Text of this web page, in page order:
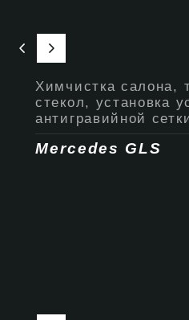
Химчистка салона,
стекол, установка
антигравийной
Mercedes GLS